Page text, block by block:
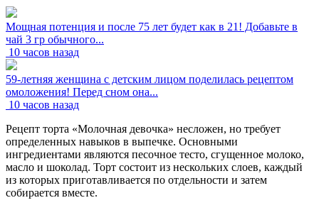
Мощная потенция и после 75 лет будет как в 21! Добавьте в
чай 3 гр обычного...
10 часов назад
59-летняя женщина с детским лицом поделилась рецептом
омоложения! Перед сном она...
10 часов назад
Рецепт торта «Молочная девочка» несложен, но требует
определенных навыков в выпечке. Основными
ингредиентами являются песочное тесто, сгущенное молоко,
масло и шоколад. Торт состоит из нескольких слоев, каждый
из которых приготавливается по отдельности и затем
собирается вместе.